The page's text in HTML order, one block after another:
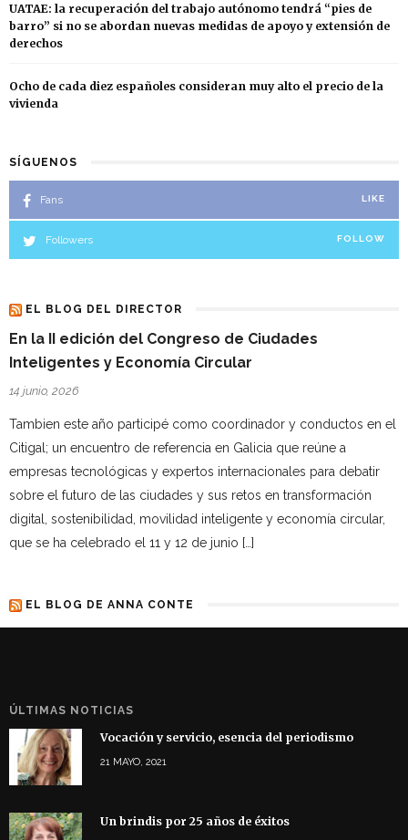
UATAE: la recuperación del trabajo autónomo tendrá “pies de
barro” si no se abordan nuevas medidas de apoyo y extensión de
derechos
Ocho de cada diez españoles consideran muy alto el precio de la
vivienda
SÍGUENOS
Fans LIKE
Followers FOLLOW
EL BLOG DEL DIRECTOR
En la II edición del Congreso de Ciudades
Inteligentes y Economía Circular
14 junio, 2026
Tambien este año participé como coordinador y conductos en el
Citigal; un encuentro de referencia en Galicia que reúne a
empresas tecnológicas y expertos internacionales para debatir
sobre el futuro de las ciudades y sus retos en transformación
digital, sostenibilidad, movilidad inteligente y economía circular,
que se ha celebrado el 11 y 12 de junio […]
EL BLOG DE ANNA CONTE
ÚLTIMAS NOTICIAS
Vocación y servicio, esencia del periodismo
21 MAYO, 2021
Un brindis por 25 años de éxitos